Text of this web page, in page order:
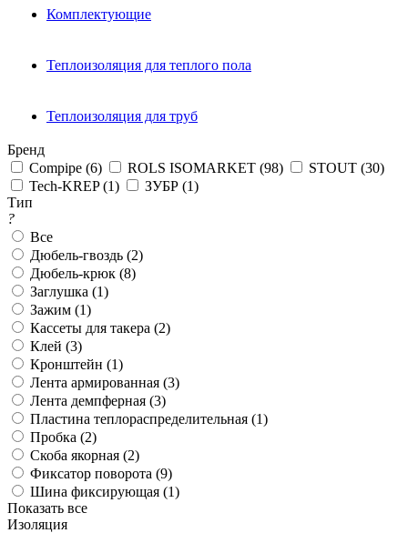
Комплектующие
Теплоизоляция для теплого пола
Теплоизоляция для труб
Бренд
Compipe (6) ROLS ISOMARKET (98) STOUT (30)
Tech-KREP (1) ЗУБР (1)
Тип
?
Все
Дюбель-гвоздь (2)
Дюбель-крюк (8)
Заглушка (1)
Зажим (1)
Кассеты для такера (2)
Клей (3)
Кронштейн (1)
Лента армированная (3)
Лента демпферная (3)
Пластина теплораспределительная (1)
Пробка (2)
Скоба якорная (2)
Фиксатор поворота (9)
Шина фиксирующая (1)
Показать все
Изоляция